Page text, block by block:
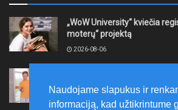
„WoW University“ kviečia
moterų“ projektą
2026-08-06
neformaliojo mokinių
2026-08-06
Naudojame slapukus ir
informaciją, kad užtikrintume